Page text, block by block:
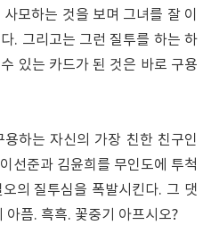
모하는 것을 보며 그녀를 잘 이
. 그리고는 그런 질투를 하는 하
있는 카드가 된 것은 바로 구용
하는 자신의 가장 친한 친구인
선준과 김윤희를 무인도에 투척
의 질투심을 폭발시킨다. 그 댓
아픔. 흑흑. 꽃중기 아프시오?